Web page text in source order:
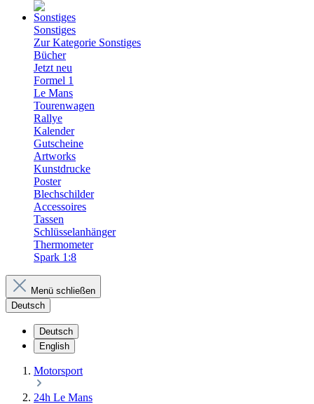
Sonstiges
Zur Kategorie Sonstiges
Bücher
Jetzt neu
Formel 1
Le Mans
Tourenwagen
Rallye
Kalender
Gutscheine
Artworks
Kunstdrucke
Poster
Blechschilder
Accessoires
Tassen
Schlüsselanhänger
Thermometer
Spark 1:8
Menü schließen
Deutsch
Deutsch
English
Motorsport
24h Le Mans